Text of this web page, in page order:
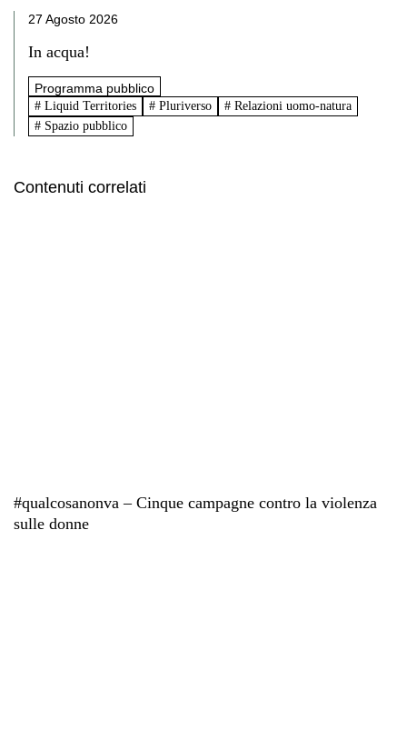
27 Agosto 2026
In acqua!
Programma pubblico
# Liquid Territories # Pluriverso
# Relazioni uomo-natura
# Spazio pubblico
Contenuti correlati
#qualcosanonva – Cinque campagne contro la violenza
sulle donne